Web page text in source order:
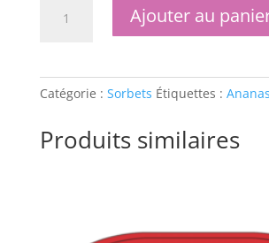
l'Ananas
Ajouter au
Catégorie : Sorbets Étiquettes : Ananas
Produits similaires